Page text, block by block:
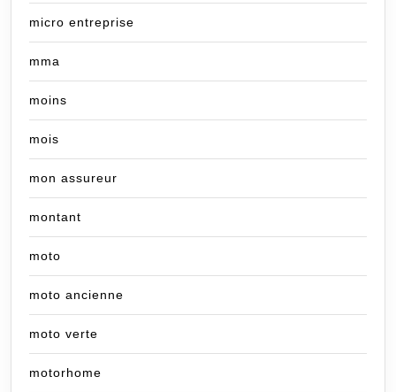
micro entreprise
mma
moins
mois
mon assureur
montant
moto
moto ancienne
moto verte
motorhome